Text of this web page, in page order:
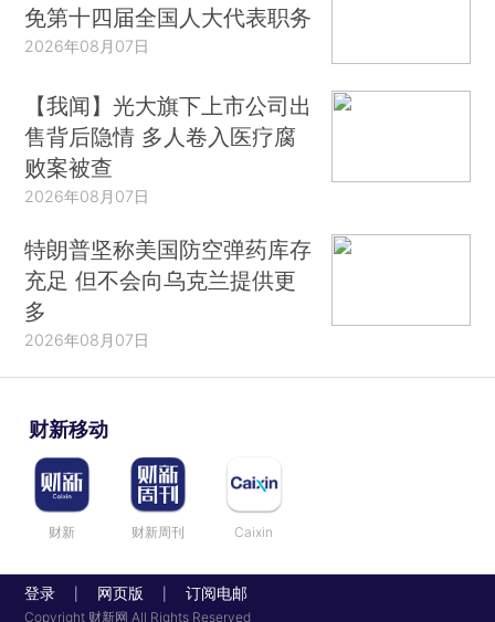
免第十四届全国人大代表职务
2026年08月07日
【我闻】光大旗下上市公司出
售背后隐情 多人卷入医疗腐
败案被查
2026年08月07日
特朗普坚称美国防空弹药库存
充足 但不会向乌克兰提供更
多
2026年08月07日
财新移动
财新 财新周刊 Caixin
登录 网页版 订阅电邮
Copyright 财新网 All Rights Reserved